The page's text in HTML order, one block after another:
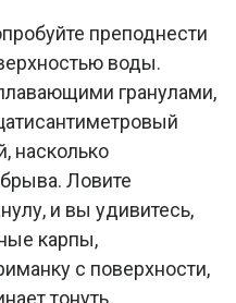
преподнести
воды.
гранулами,
насколько
Ловите
и вы удивитесь,
карпы,
с поверхности,